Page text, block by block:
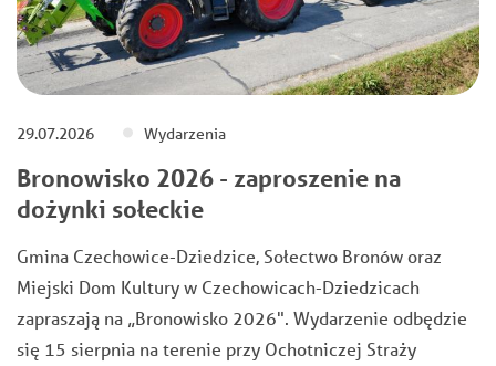
29.07.2026 Wydarzenia
Bronowisko 2026 - zaproszenie na
dożynki sołeckie
Gmina Czechowice-Dziedzice, Sołectwo Bronów oraz
Miejski Dom Kultury w Czechowicach-Dziedzicach
zapraszają na „Bronowisko 2026". Wydarzenie odbędzie
się 15 sierpnia na terenie przy Ochotniczej Straży